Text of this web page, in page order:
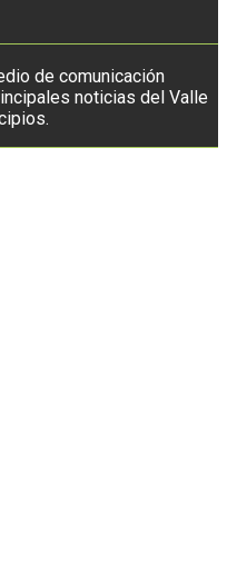
de comunicación
noticias del Valle